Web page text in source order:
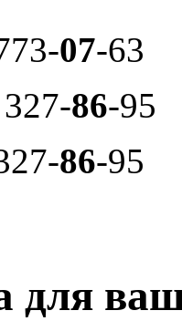
07-63
327-86-95
86-95
для